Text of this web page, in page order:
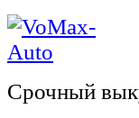
Срочный